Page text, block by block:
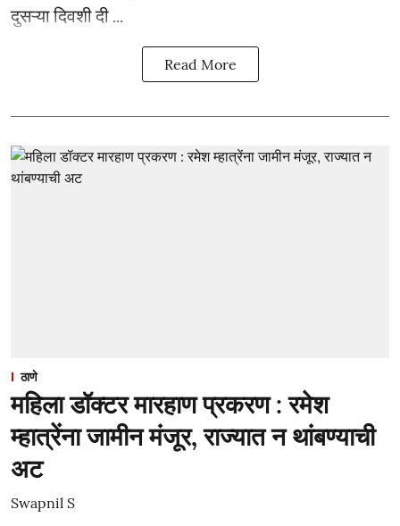
दुसऱ्या दिवशी दी ...
Read More
ठाणे
महिला डॉक्टर मारहाण प्रकरण : रमेश
म्हात्रेंना जामीन मंजूर, राज्यात न थांबण्याची
अट
Swapnil S